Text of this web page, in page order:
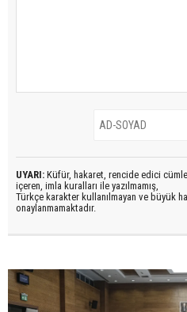
UYARI: Küfür, hakaret, rencide edici
içeren, imla kuralları ile yazılmamış,
Türkçe karakter kullanılmayan ve büyük
onaylanmamaktadır.